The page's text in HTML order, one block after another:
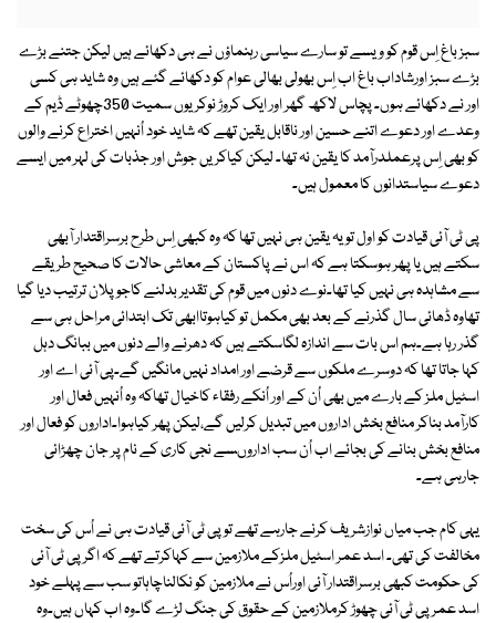
سبز باغ اِس قوم کو ویسے تو سارے سیاسی رہنماؤں نے ہی دکھائے ہیں لیکن جتنے بڑے
بڑے سبز اورشاداب باغ اب اِس بھولی بھالی عوام کو دکھائے گئے ہیں وہ شاید ہی کسی
اور نے دکھائے ہوں۔ پچاس لاکھ گھر اور ایک کروڑ نوکریوں سمیت 350چھوٹے ڈیم کے
وعدے اور دعوے اتنے حسین اور ناقابل یقین تھے کہ شاید خود اُنہیں اختراع کرنے والوں
کو بھی اِس پرعملدرآمد کا یقین نہ تھا۔ لیکن کیاکریں جوش اور جذبات کی لہر میں ایسے
دعوے سیاستدانوں کا معمول ہیں۔
پی ٹی آئی قیادت کو اول تو یہ یقین ہی نہیں تھا کہ وہ کبھی اِس طرح برسراقتدار آبھی
سکتے ہیں یا پھر ہوسکتا ہے کہ اس نے پاکستان کے معاشی حالات کا صحیح طریقے
سے مشاہدہ ہی نہیں کیا تھا۔نوے دنوں میں قوم کی تقدیر بدلنے کاجو پلان ترتیب دیا گیا
تھاوہ ڈھائی سال گذرنے کے بعد بھی مکمل تو کیاہوتاابھی تک ابتدائی مراحل ہی سے
گذر رہا ہے۔ہم اس بات سے اندازہ لگاسکتے ہیں کہ دھرنے والے دنوں میں ببانگ دہل
کہا جاتا تھا کہ دوسرے ملکوں سے قرضے اور امداد نہیں مانگیں گے۔پی آئی اے اور
اسٹیل ملز کے بارے میں بھی اُن کے اور اُنکے رفقاء کاخیال تھاکہ وہ اُنہیں فعال اور
کارآمد بناکر منافع بخش اداروں میں تبدیل کرلیں گے،لیکن پھر کیاہوا۔اداروں کو فعال اور
منافع بخش بنانے کی بجائے اب اُن سب اداروںسے نجی کاری کے نام پر جان چھڑائی
جارہی ہے۔
یہی کام جب میاں نوازشریف کرنے جارہے تھے تو پی ٹی آئی قیادت ہی نے اُس کی سخت
مخالفت کی تھی۔ اسد عمر اسٹیل ملزکے ملازمین سے کہاکرتے تھے کہ اگر پی ٹی آئی
کی حکومت کبھی برسراقتدار آئی اوراُس نے ملازمین کو نکالناچاہاتو سب سے پہلے خود
اسد عمر پی ٹی آئی چھوڑ کرملازمین کے حقوق کی جنگ لڑے گا۔وہ اب کہاں ہیں۔وہ